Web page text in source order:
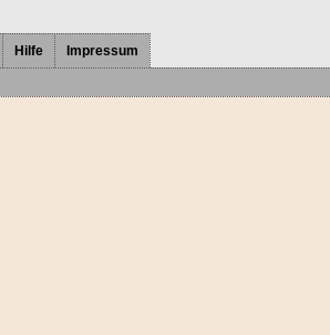
Hilfe Impressum